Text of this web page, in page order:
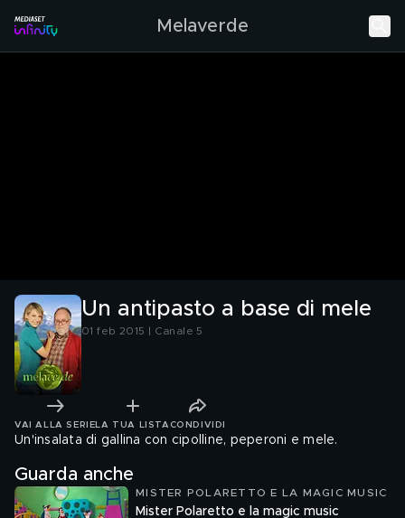
Melaverde
Un antipasto a base di mele
01 feb 2015 | Canale 5
VAI ALLA SERIE LA TUA LISTA CONDIVIDI
Un'insalata di gallina con cipolline, peperoni e mele.
Guarda anche
MISTER POLARETTO E LA MAGIC MUSIC
Mister Polaretto e la magic music